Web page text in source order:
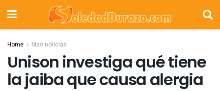
Home Mas noticias
Unison investiga qué tiene
la jaiba que causa alergia